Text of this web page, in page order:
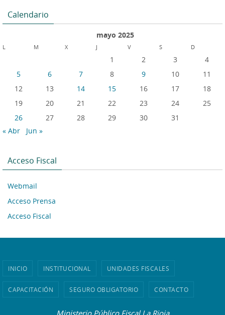
Calendario
mayo 2025
L M X J V S D
1 2 3
4
5
6 7 8 9 10
11
12
13 14 15 16 17
18
19
20 21 22 23 24
25
26
27 28 29 30
31
« Abr
Jun »
Acceso Fiscal
Webmail
Acceso Prensa
Acceso Fiscal
INICIO INSTITUCIONAL UNIDADES FISCALES
CAPACITACIÓN SEGURO OBLIGATORIO CONTACTO